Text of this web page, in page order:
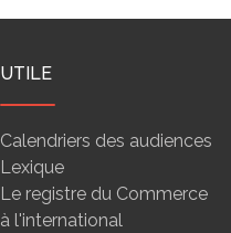
UTILE
Calendriers des audiences
Lexique
Le registre du Commerce
à l'international